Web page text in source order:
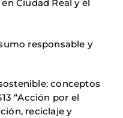
Ciudad Real y el
responsable y
conceptos
“Acción por el
reciclaje y